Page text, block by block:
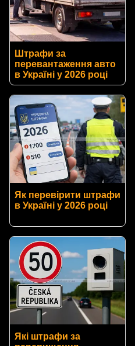
Штрафи за
перевантаження авто
в Україні у 2026 році
Як перевірити штрафи
в Україні у 2026 році
Які штрафи за